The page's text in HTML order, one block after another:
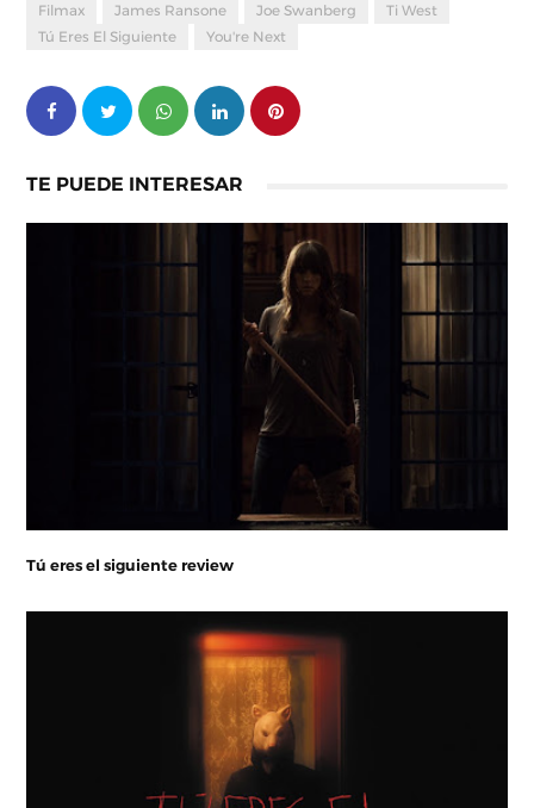
Filmax James Ransone Joe Swanberg
Ti West
Tú Eres El Siguiente
You're Next
TE PUEDE INTERESAR
Tú eres el siguiente review